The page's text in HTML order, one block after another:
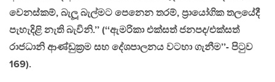
වෙනස්කම්, බැලූ බැල්මට පෙනෙන තරම්, ප‍්‍රායෝගික තලයේදී
පැහැදිළි නැති බැවිනි.’’ (‘‘ඇමරිකා එක්සත් ජනපද/එක්සත්
රාජධානි ආණ්ඩුක‍්‍රම සහ දේශපාලනය වටහා ගැනීම’’- පිටුව
169).